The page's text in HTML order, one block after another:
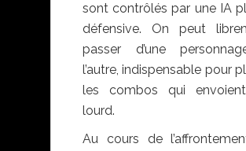
sont contrôlés par une IA
défensive. On peut
passer d’une
l’autre, indispensable pour
les combos qui
lourd.
Au cours de